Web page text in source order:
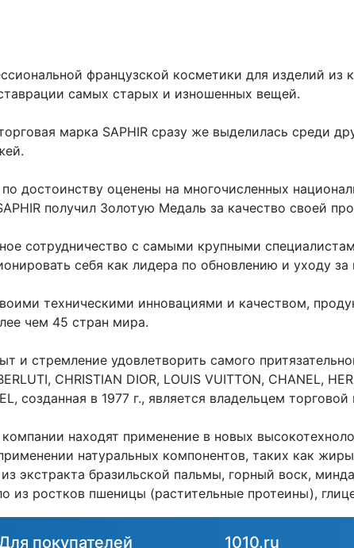
французской косметики для изделий
самых старых и изношенных вещей.
марка SAPHIR сразу же выделилась среди
достоинству оценены на многочисленных
получил Золотую Медаль за качество своей
сотрудничество с самыми крупными
себя как лидера по обновлению и уходу за
техническими инновациями и качеством,
чем 45 стран мира.
и стремление удовлетворить самого
CHRISTIAN DIOR, LOUIS VUITTON, CHANEL,
созданная в 1977 г., является владельцем
находят применение в новых
натуральных компонентов, таких как
экстракта бразильской пальмы, горный воск,
из ростков пшеницы (растительные протеины),
покупателей 1010.ru